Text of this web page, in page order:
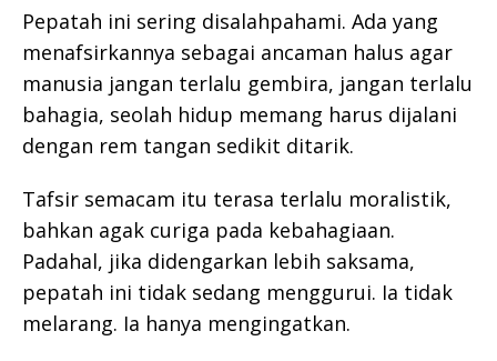
Pepatah ini sering disalahpahami. Ada yang
menafsirkannya sebagai ancaman halus agar
manusia jangan terlalu gembira, jangan terlalu
bahagia, seolah hidup memang harus dijalani
dengan rem tangan sedikit ditarik.
Tafsir semacam itu terasa terlalu moralistik,
bahkan agak curiga pada kebahagiaan.
Padahal, jika didengarkan lebih saksama,
pepatah ini tidak sedang menggurui. Ia tidak
melarang. Ia hanya mengingatkan.